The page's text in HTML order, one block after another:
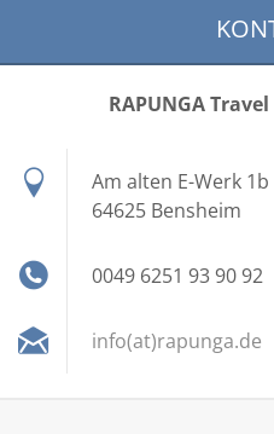
RAPUNGA
Am alten E-Werk 1b
64625 Bensheim
0049 6251 93 90 92
info(at)rapunga.de